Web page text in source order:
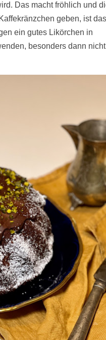
Das macht fröhlich und
geben, ist
ein gutes Likörchen in
besonders dann